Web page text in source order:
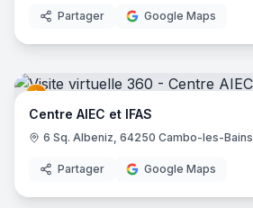
Partager Google Maps
Centre AIEC et IFAS
6 Sq. Albeniz, 64250 Cambo-les-Bains
Partager Google Maps